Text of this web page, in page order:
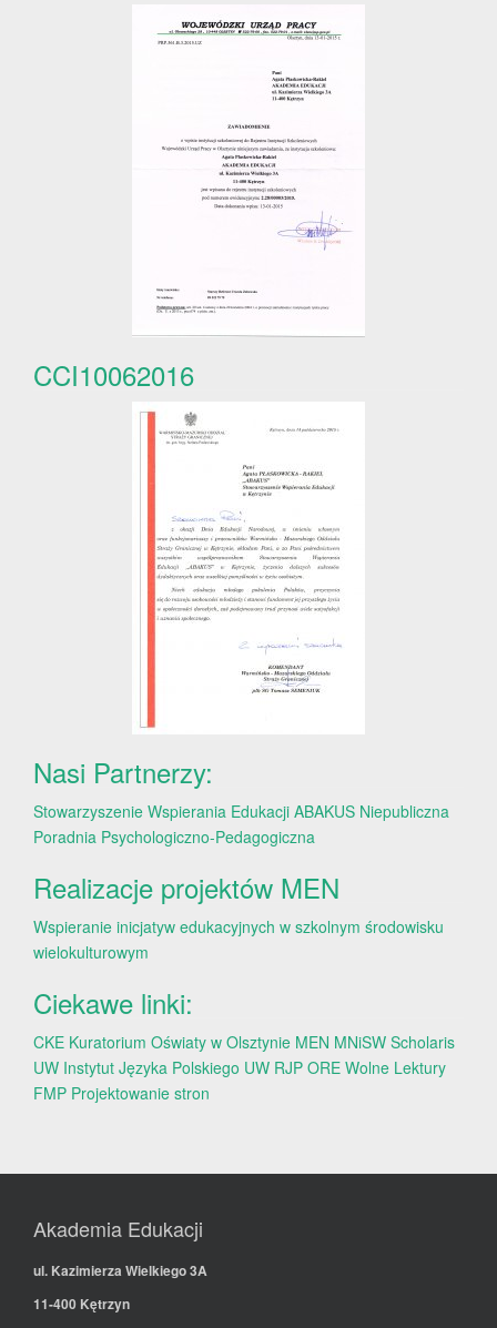
CCI10062016
Nasi Partnerzy:
Stowarzyszenie Wspierania Edukacji ABAKUS Niepubliczna
Poradnia Psychologiczno-Pedagogiczna
Realizacje projektów MEN
Wspieranie inicjatyw edukacyjnych w szkolnym środowisku
wielokulturowym
Ciekawe linki:
CKE Kuratorium Oświaty w Olsztynie MEN MNiSW Scholaris
UW Instytut Języka Polskiego UW RJP ORE Wolne Lektury
FMP Projektowanie stron
Akademia Edukacji
ul. Kazimierza Wielkiego 3A
11-400 Kętrzyn